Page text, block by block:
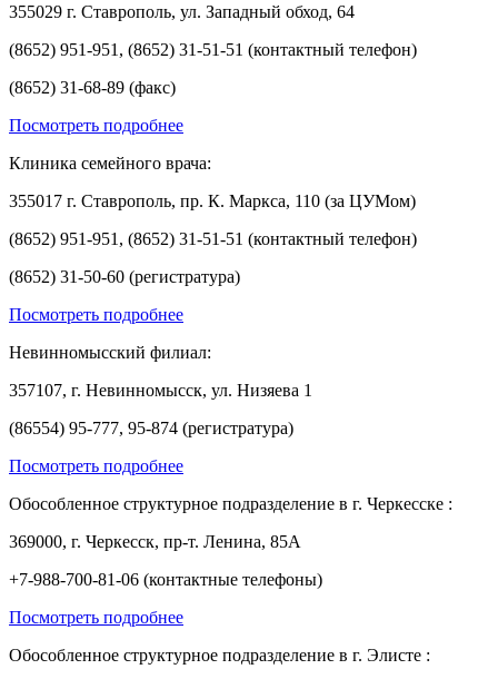
355029 г. Ставрополь, ул. Западный обход, 64
(8652) 951-951, (8652) 31-51-51 (контактный телефон)
(8652) 31-68-89 (факс)
Посмотреть подробнее
Клиника семейного врача:
355017 г. Ставрополь, пр. К. Маркса, 110 (за ЦУМом)
(8652) 951-951, (8652) 31-51-51 (контактный телефон)
(8652) 31-50-60 (регистратура)
Посмотреть подробнее
Невинномысский филиал:
357107, г. Невинномысск, ул. Низяева 1
(86554) 95-777, 95-874 (регистратура)
Посмотреть подробнее
Обособленное структурное подразделение в г. Черкесске :
369000, г. Черкесск, пр-т. Ленина, 85А
+7-988-700-81-06 (контактные телефоны)
Посмотреть подробнее
Обособленное структурное подразделение в г. Элисте :